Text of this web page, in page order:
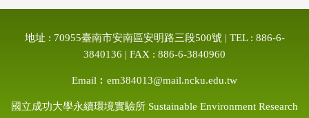
地址 : 70955臺南市安南區安明路三段500號 | TEL : 886-6-
3840136 | FAX : 886-6-3840960
Email︰em384013@mail.ncku.edu.tw
國立成功大學永續環境實驗所 Sustainable Environment Research